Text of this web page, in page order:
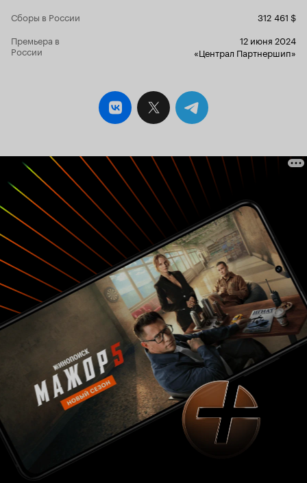
героини отвечают в фильме за красоту. Это
белокурая Барби в лосинах Екатерина Шкуро и
йогиня Екатерина Иванчикова (IOWA). В
женским чарам - Марк Богатырев; чиновник,
продавший свою честь за женский поцелуй -
Михаил Тарабукин и фальшивый веган, но
лицом» известных медийных личностей:
Дмитрия Красилова (Пухляш из группы Little
Big), Тарзана мужа Наташи Королевой и т.д.
Правда крутизны это фильму не прибавило.
Фильм похож на винегрет из сюжетных
поворотов и кинематографической ценности
не несет. Это чисто развлекательное кино для
миллениалок. Почему я так определила возраст
аудитории? Просто по музыке, которая была
популярна в 2000-2010 годы. Треки устарели.
Ну понятно старые добрые композиции IOWA
2014 год, ну а что насчет «Люби меня люби…»
«Отпетые мошенники» выпущенная в прошлом
веке - 1999? Сюжет рисует нам противостояние
мужчин, объединенных общим секретом, и
женщин, объединённых общей мечтой.
Противостояние коварное, тянет на две статьи
УК РФ – мошенничество. Слава богу в фильме
все решают связи и побеждает любовь. Фильм
смешной. В нем есть сцены фарса, буффонада в
стиле «Один дома». Просто все уже рассказали
по сценарию, а время еще осталось. Был
похожий по сюжету сериал «Чики», где
проститутки открывали фитнес клуб. Но там
хотя бы полноценная драма с глубокими
персонажами и с зарисовками из жизни
современной глубинки. Гламурная история
Сборы в России
312 461 $
Премьера в
России
12 июня 2024
«Централ Партнершип»